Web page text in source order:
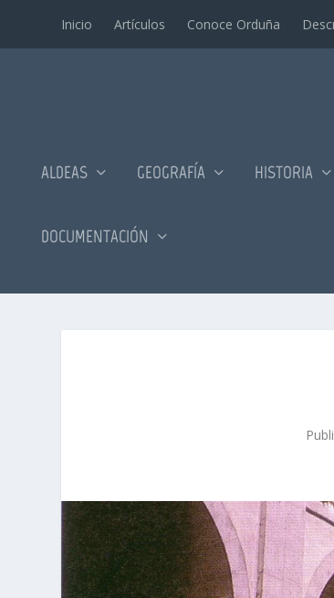
Inicio Artí­culos Conoce Orduña
ALDEAS GEOGRAFÍA HISTORIA
DOCUMENTACIÓN